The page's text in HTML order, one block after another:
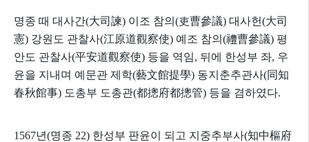
명종 때 대사간(大司諫) 이조 참의 (吏曹參議) 대사헌(大司
憲) 강원도 관찰사(江原道觀察使) 예조 참의 (禮曹參議) 평
안도 관찰사(平安道觀察使) 등을 역임, 뒤에 한성부 좌, 우
윤을 지내며 예문관 제학(藝文館提學) 동지춘추관사(同知
春秋館事) 도총부 도총관(都摠府都摠管) 등을 겸하였다.
1567년(명종 22) 한성부 판윤이 되고 지중추부사(知中樞府